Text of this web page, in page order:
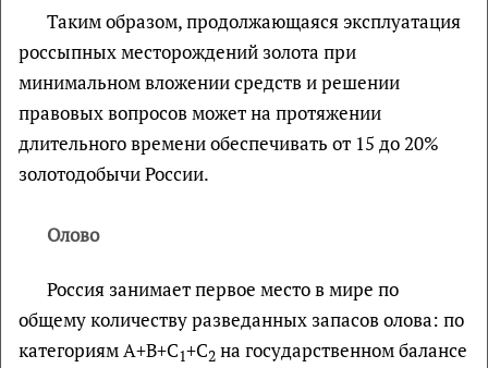
Таким образом, продолжающаяся эксплуатация
россыпных месторождений золота при
минимальном вложении средств и решении
правовых вопросов может на протяжении
длительного времени обеспечивать от 15 до 20%
золотодобычи России.
Олово
Россия занимает первое место в мире по
общему количеству разведанных запасов олова: по
категориям А+В+С1+С2 на государственном балансе